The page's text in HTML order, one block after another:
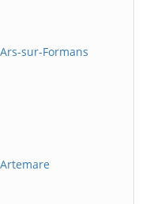
sur-Formans